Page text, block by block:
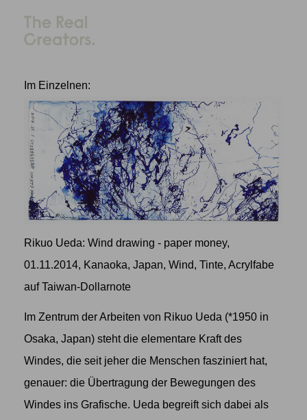
Im Einzelnen:
Rikuo Ueda: Wind drawing - paper money,
01.11.2014, Kanaoka, Japan, Wind, Tinte, Acrylfabe
auf Taiwan-Dollarnote
Im Zentrum der Arbeiten von Rikuo Ueda (*1950 in
Osaka, Japan) steht die elementare Kraft des
Windes, die seit jeher die Menschen fasziniert hat,
genauer: die Übertragung der Bewegungen des
Windes ins Grafische. Ueda begreift sich dabei als